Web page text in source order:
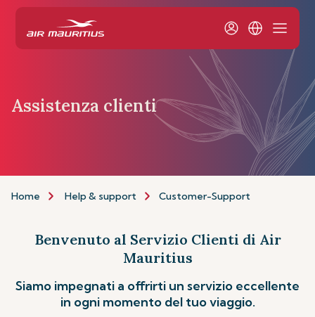
Assistenza clienti
Home Help & support Customer-Support
Benvenuto al Servizio Clienti di Air
Mauritius
Siamo impegnati a offrirti un servizio eccellente
in ogni momento del tuo viaggio.